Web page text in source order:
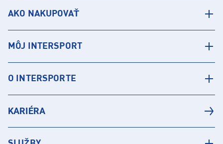
AKO NAKUPOVAŤ
MÔJ INTERSPORT
O INTERSPORTE
KARIÉRA